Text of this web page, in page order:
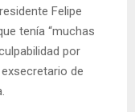
Felipe
tenía “muchas
por
de